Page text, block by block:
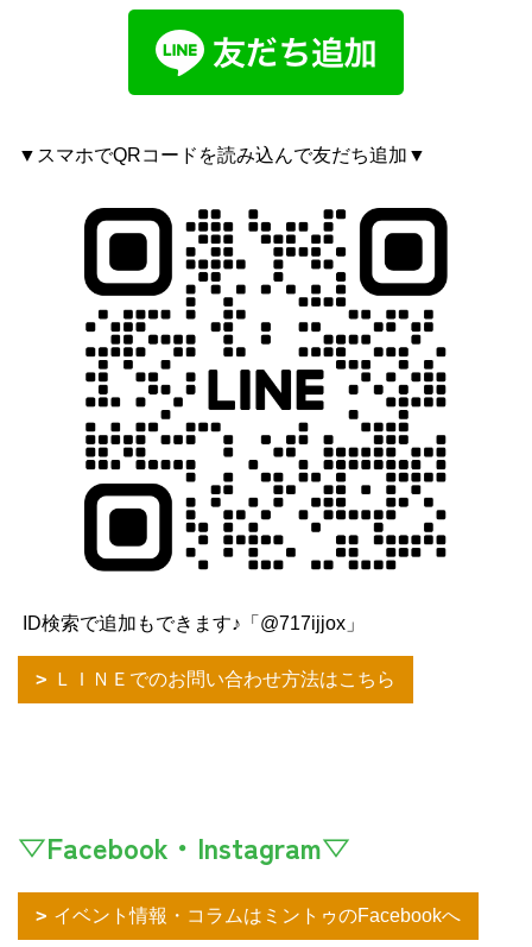
▼スマホでQRコードを読み込んで友だち追加▼
ID検索で追加もできます♪「@717ijjox」
ＬＩＮＥでのお問い合わせ方法はこちら
▽Facebook・Instagram▽
イベント情報・コラムはミントゥのFacebookへ